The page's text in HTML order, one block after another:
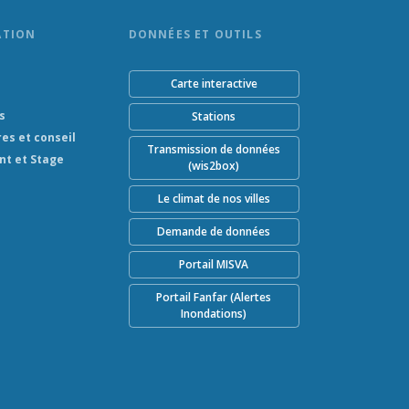
et conseil
et Stage
DONNÉES ET OUTILS
Carte interactive
Stations
Transmission de données
(wis2box)
Le climat de nos villes
Demande de données
Portail MISVA
Portail Fanfar (Alertes
Inondations)